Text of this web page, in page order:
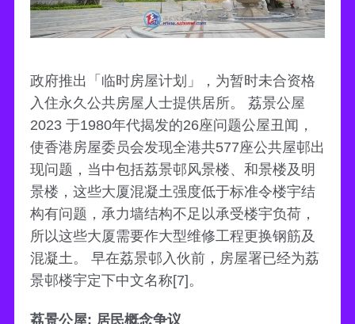
政府推出「临时房屋计划」，为暂时未合资格
入住永久公共房屋人士提供居所。 荔景公屋
2023 于1980年代揭发的26座问题公屋丑闻，
使香港房屋委员会发现全港共577座公共屋邨出
现问题，当中包括荔景邨风景楼、和景楼及明
景楼，这些大厦混凝土强度低于标准令楼宇结
构有问题，承力墙结构不足以承受楼宇负荷，
所以这些大厦需要作大型维修工程更换钢筋及
混凝土。 早在荔景邨入伙前，房屋署已经为荔
景邨楼宇定下中文名称[7]。
荔景公屋: 居民概念争议